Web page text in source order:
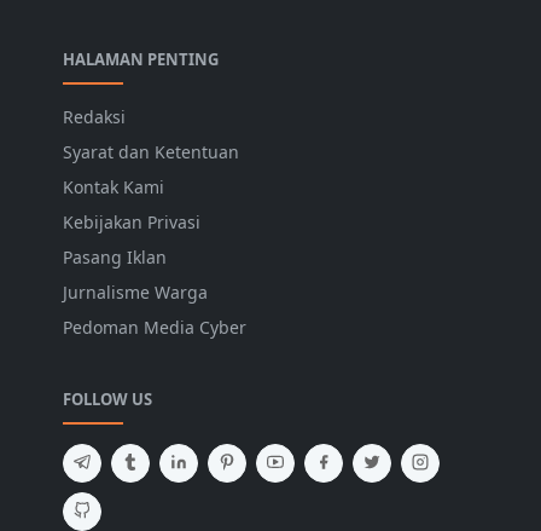
HALAMAN PENTING
Redaksi
Syarat dan Ketentuan
Kontak Kami
Kebijakan Privasi
Pasang Iklan
Jurnalisme Warga
Pedoman Media Cyber
FOLLOW US